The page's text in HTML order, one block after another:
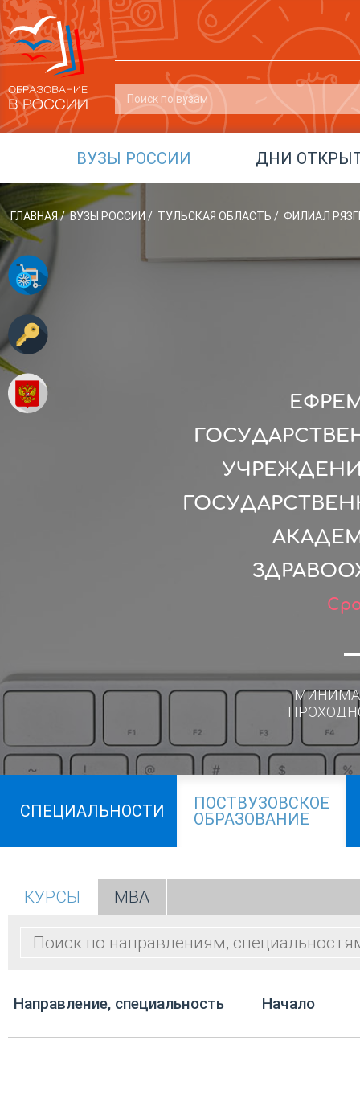
ВУЗЫ РОССИИ ДНИ
ГЛАВНАЯ/ ВУЗЫ РОССИИ / ТУЛЬСКАЯ ОБЛАСТЬ / ФИЛИАЛ
СПЕЦИАЛЬНОСТИ
ПОСТВУЗОВСКОЕ
ОБРАЗОВАНИЕ
КУРСЫ МВА
Направление, специальность Начало